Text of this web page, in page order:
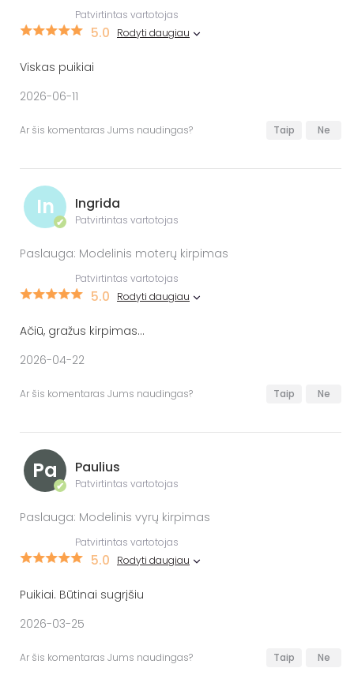
Patvirtintas vartotojas
5.0 Rodyti daugiau
Viskas puikiai
2026-06-11
Ar šis komentaras Jums naudingas? Taip Ne
In
✔
Ingrida
Patvirtintas vartotojas
Paslauga: Modelinis moterų kirpimas
Patvirtintas vartotojas
5.0 Rodyti daugiau
Ačiū, gražus kirpimas...
2026-04-22
Ar šis komentaras Jums naudingas? Taip Ne
Pa
✔
Paulius
Patvirtintas vartotojas
Paslauga: Modelinis vyrų kirpimas
Patvirtintas vartotojas
5.0 Rodyti daugiau
Puikiai. Būtinai sugrįšiu
2026-03-25
Ar šis komentaras Jums naudingas? Taip Ne